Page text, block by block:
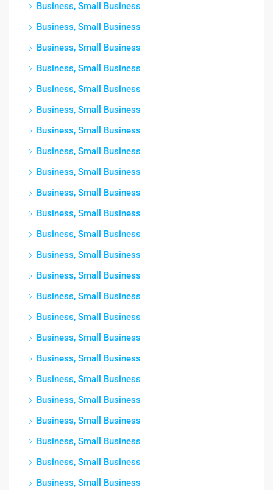
Business, Small Business
Business, Small Business
Business, Small Business
Business, Small Business
Business, Small Business
Business, Small Business
Business, Small Business
Business, Small Business
Business, Small Business
Business, Small Business
Business, Small Business
Business, Small Business
Business, Small Business
Business, Small Business
Business, Small Business
Business, Small Business
Business, Small Business
Business, Small Business
Business, Small Business
Business, Small Business
Business, Small Business
Business, Small Business
Business, Small Business
Business, Small Business